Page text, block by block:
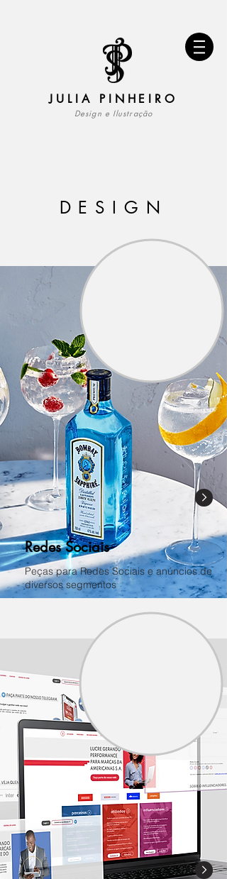
JULIA PINHEIRO
Design e Ilustração
DESIGN
Redes Sociais
Peças para Redes Sociais e anúncios de
diversos segmentos